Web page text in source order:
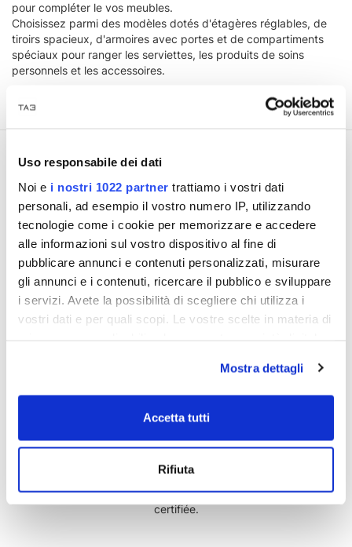
Uso responsabile dei dati
Noi e i nostri 1022 partner trattiamo i vostri dati
personali, ad esempio il vostro numero IP, utilizzando
tecnologie come i cookie per memorizzare e accedere
alle informazioni sul vostro dispositivo al fine di
pubblicare annunci e contenuti personalizzati, misurare
gli annunci e i contenuti, ricercare il pubblico e sviluppare
i servizi. Avete la possibilità di scegliere chi utilizza i
vostri dati e per quali scopi. Le vostre scelte in materia di
modificare o revocare il proprio consenso in qualsiasi
momento dalla Dichiarazione sui cookie o facendo clic
sull'icona di attivazione della privacy.
Con il tuo consenso, vorremmo anche:
raccogliere informazioni sulla tua posizione
geografica, con un'approssimazione di qualche
Mostra dettagli
Accetta tutti
Rifiuta
pour compléter le vos meubles.
Choisissez parmi des modèles dotés d'étagères réglables, de
tiroirs spacieux, d'armoires avec portes et de compartiments
spéciaux pour ranger les serviettes, les produits de soins
personnels et les accessoires.
Service client dédié
Tél
Mobile(+39) 3467866457
whatsapp(+39) 3467865109
Lun-Dim 8.00 - 20.00
info@tecnoarredo3.com
Produits 100% originaux
Nous sélectionnons les meilleures marques de design pour
vous garantir des produits 100% originaux et de qualité
certifiée.